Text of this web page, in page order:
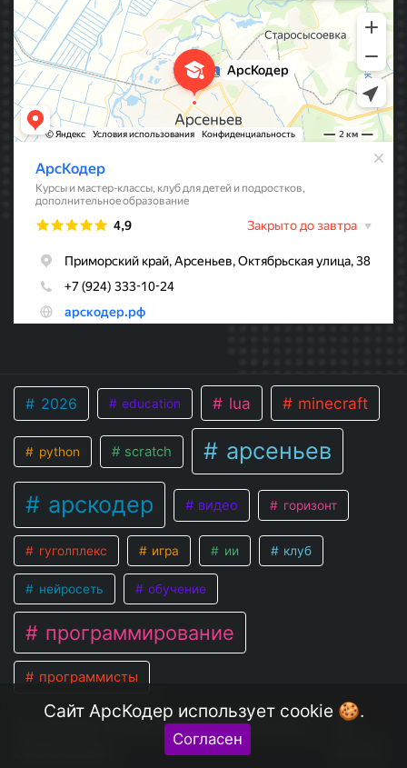
2026 education lua minecraft
python scratch
арсеньев
арскодер
видео горизонт
гуголплекс игра ии клуб
нейросеть обучение
программирование
программисты
АрсКодер (Клуб-Программистов в
©
Сайт АрсКодер использует cookie 🍪.
Согласен